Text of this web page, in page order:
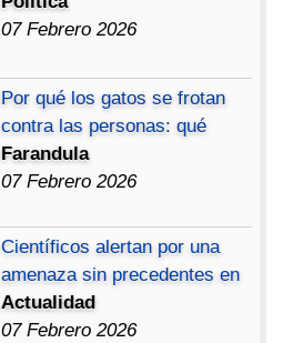
07 Febrero 2026
Por qué los gatos se frotan
contra las personas: qué
Farandula
07 Febrero 2026
Científicos alertan por una
amenaza sin precedentes en
Actualidad
07 Febrero 2026